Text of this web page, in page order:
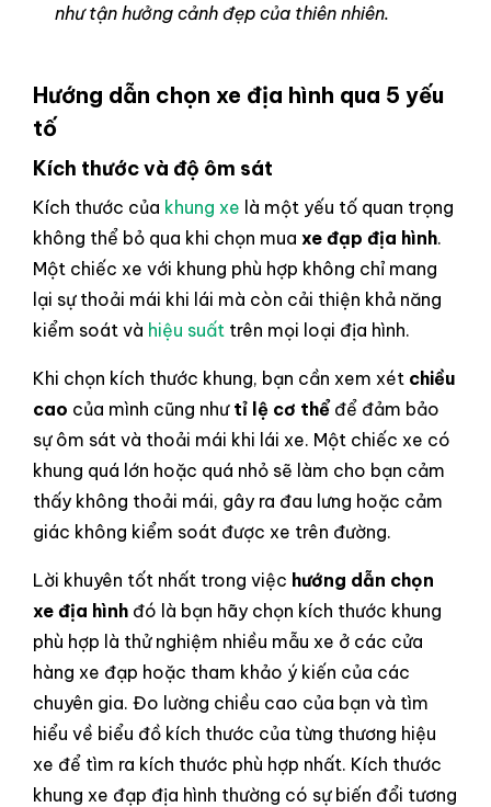
như tận hưởng cảnh đẹp của thiên nhiên.
Hướng dẫn chọn xe địa hình qua 5 yếu
tố
Kích thước và độ ôm sát
Kích thước của khung xe là một yếu tố quan trọng
không thể bỏ qua khi chọn mua xe đạp địa hình.
Một chiếc xe với khung phù hợp không chỉ mang
lại sự thoải mái khi lái mà còn cải thiện khả năng
kiểm soát và hiệu suất trên mọi loại địa hình.
Khi chọn kích thước khung, bạn cần xem xét chiều
cao của mình cũng như tỉ lệ cơ thểđể đảm bảo
sự ôm sát và thoải mái khi lái xe. Một chiếc xe có
khung quá lớn hoặc quá nhỏ sẽ làm cho bạn cảm
thấy không thoải mái, gây ra đau lưng hoặc cảm
giác không kiểm soát được xe trên đường.
Lời khuyên tốt nhất trong việc hướng dẫn chọn
xe địa hình đó là bạn hãy chọn kích thước khung
phù hợp là thử nghiệm nhiều mẫu xe ở các cửa
hàng xe đạp hoặc tham khảo ý kiến của các
chuyên gia. Đo lường chiều cao của bạn và tìm
hiểu về biểu đồ kích thước của từng thương hiệu
xe để tìm ra kích thước phù hợp nhất. Kích thước
khung xe đạp địa hình thường có sự biến đổi tương